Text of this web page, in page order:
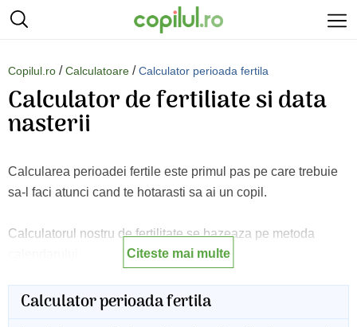
Copilul.ro / Calculatoare /Calculator perioada fertila
Calculator de fertiliate si data
nasterii
Calcularea perioadei fertile este primul pas pe care trebuie
sa-l faci atunci cand te hotarasti sa ai un copil.
Calculatorul nostru de fertilitate se bazeaza pe metoda
Tot ce ai de facut este sa introduci in calculator data de
Citeste mai multe
Calculator perioada fertila